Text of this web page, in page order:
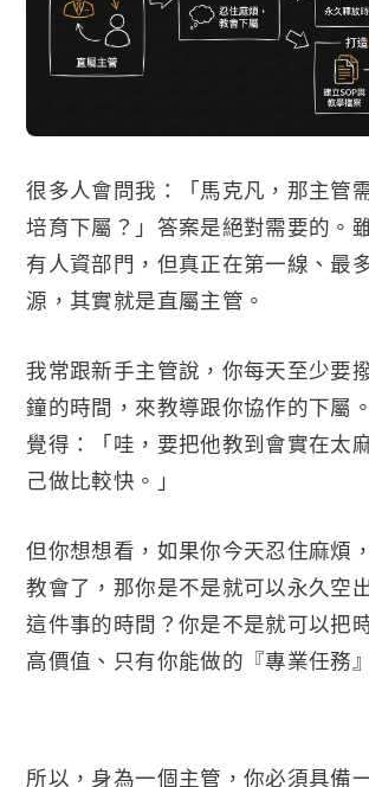
很多人會問我：「馬克凡，那主管
培育下屬？」答案是絕對需要的。
有人資部門，但真正在第一線、最
源，其實就是直屬主管。
我常跟新手主管說，你每天至少要
鐘的時間，來教導跟你協作的下屬
覺得：「哇，要把他教到會實在太
己做比較快。」
但你想想看，如果你今天忍住麻煩
教會了，那你是不是就可以永久空
這件事的時間？你是不是就可以把
高價值、只有你能做的『專業任務
所以，身為一個主管，你必須具備